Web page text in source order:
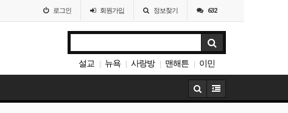
로그인 회원가입 정보찾기 632
설교 뉴욕 사랑방 맨해튼 이민
나눔